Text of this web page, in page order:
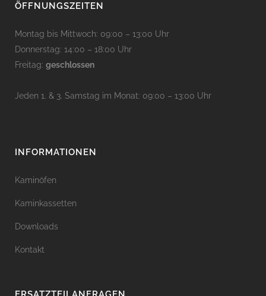
ÖFFNUNGSZEITEN
Montag bis Mittwoch: 09:00 – 13:00 Uhr
Donnerstag: 14:00 – 18:00 Uhr
Freitag: geschlossen
Jeden 1. & 3. Samstag im Monat: 09:00 – 13:00 Uhr
INFORMATIONEN
Kaminöfen
Kaminkassetten
Downloads
Kontakt